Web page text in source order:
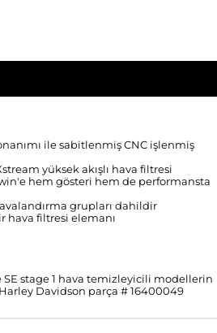
ile sabitlenmiş CNC işlenmiş
yüksek akışlı hava filtresi
hem gösteri hem de performansta
grupları dahildir
hava filtresi elemanı
SE stage 1 hava temizleyicili modellerin
Davidson parça # 16400049